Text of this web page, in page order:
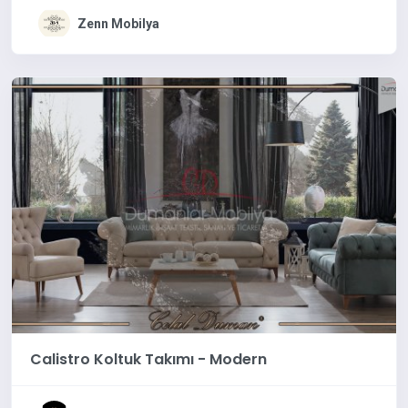
Zenn Mobilya
Calistro Koltuk Takımı - Modern